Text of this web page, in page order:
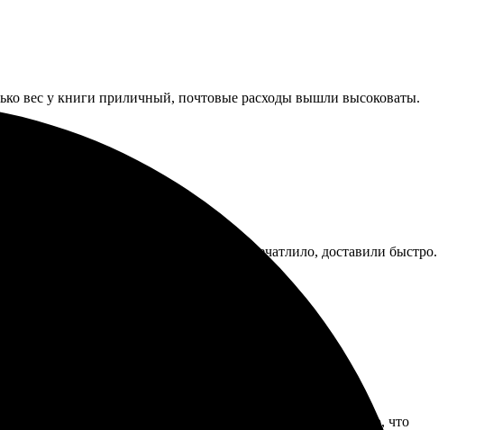
вес у книги приличный, почтовые расходы вышли высоковаты.
и интуитивный. Качество печати впечатлило, доставили быстро.
все фото на месте. Качество печати отличное, видно, что